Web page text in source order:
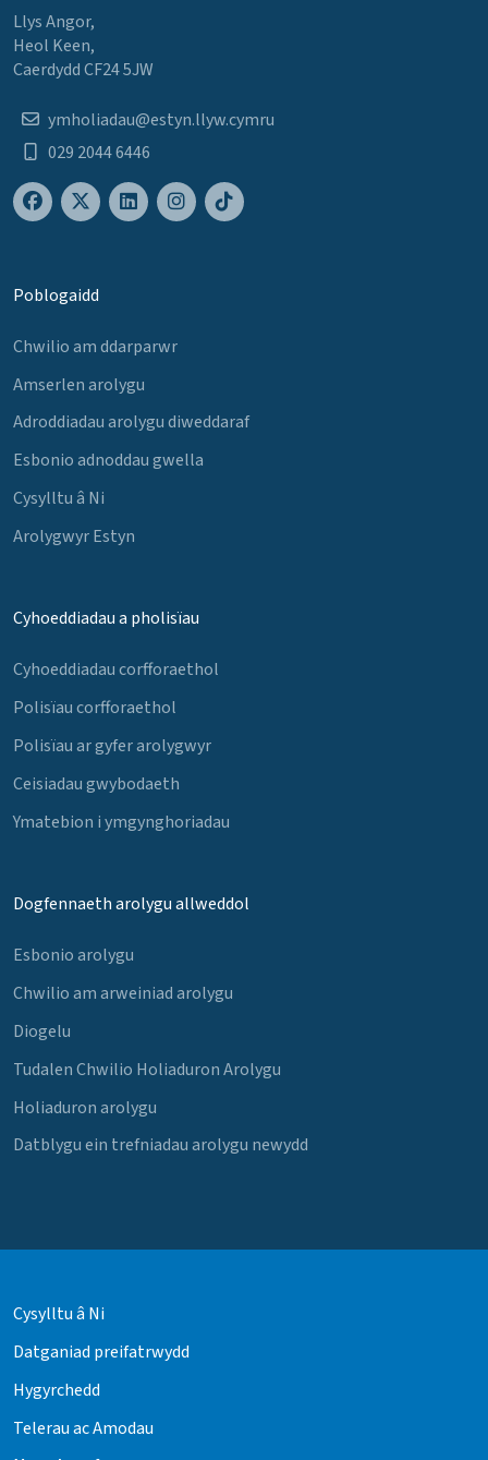
Llys Angor,
Heol Keen,
Caerdydd CF24 5JW
ymholiadau@estyn.llyw.cymru
029 2044 6446
Poblogaidd
Chwilio am ddarparwr
Amserlen arolygu
Adroddiadau arolygu diweddaraf
Esbonio adnoddau gwella
Cysylltu â Ni
Arolygwyr Estyn
Cyhoeddiadau a pholisïau
Cyhoeddiadau corfforaethol
Polisïau corfforaethol
Polisïau ar gyfer arolygwyr
Ceisiadau gwybodaeth
Ymatebion i ymgynghoriadau
Dogfennaeth arolygu allweddol
Esbonio arolygu
Chwilio am arweiniad arolygu
Diogelu
Tudalen Chwilio Holiaduron Arolygu
Holiaduron arolygu
Datblygu ein trefniadau arolygu newydd
Cysylltu â Ni
Datganiad preifatrwydd
Hygyrchedd
Telerau ac Amodau